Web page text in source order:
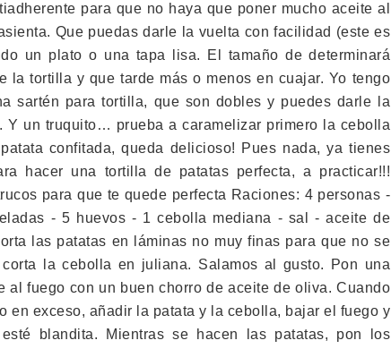
para que no haya que poner mucho aceite al
Que puedas darle la vuelta con facilidad (este es
un plato o una tapa lisa. El tamaño de determinará
la tortilla y que tarde más o menos en cuajar. Yo tengo
sartén para tortilla, que son dobles y puedes darle la
Y un truquito… prueba a caramelizar primero la cebolla
confitada, queda delicioso! Pues nada, ya tienes
hacer una tortilla de patatas perfecta, a practicar!!!
para que te quede perfecta Raciones: 4 personas -
- 5 huevos - 1 cebolla mediana - sal - aceite de
las patatas en láminas no muy finas para que no se
la cebolla en juliana. Salamos al gusto. Pon una
al fuego con un buen chorro de aceite de oliva. Cuando
en exceso, añadir la patata y la cebolla, bajar el fuego y
blandita. Mientras se hacen las patatas, pon los